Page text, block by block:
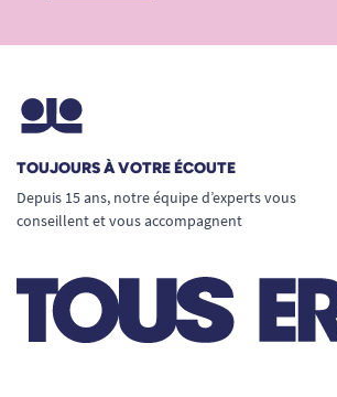
TOUJOURS À VOTRE ÉCOUTE
Depuis 15 ans, notre équipe d’experts vous
conseillent et vous accompagnent